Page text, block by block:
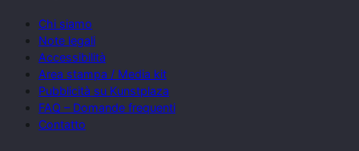
Chi siamo
Note legali
Accessibilità
Area stampa / Media kit
Pubblicità su Kunstplaza
FAQ – Domande frequenti
Contatto